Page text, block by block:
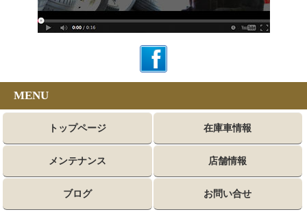
MENU
トップページ 在庫車情報
メンテナンス 店舗情報
ブログ お問い合せ